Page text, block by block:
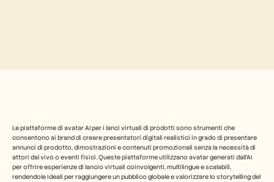
Le piattaforme di avatar AI per i lanci virtuali di prodotti sono strumenti che
consentono ai brand di creare presentatori digitali realistici in grado di presentare
annunci di prodotto, dimostrazioni e contenuti promozionali senza la necessità di
attori dal vivo o eventi fisici. Queste piattaforme utilizzano avatar generati dall'AI
per offrire esperienze di lancio virtuali coinvolgenti, multilingue e scalabili,
rendendole ideali per raggiungere un pubblico globale e valorizzare lo storytelling del
Successo del cliente
Formazione
See more